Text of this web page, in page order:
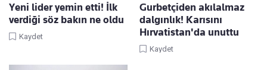
Yeni lider yemin etti! İlk
verdiği söz bakın ne oldu
Kaydet
Gurbetçiden akılalmaz
dalgınlık! Karısını
Hırvatistan'da unuttu
Kaydet